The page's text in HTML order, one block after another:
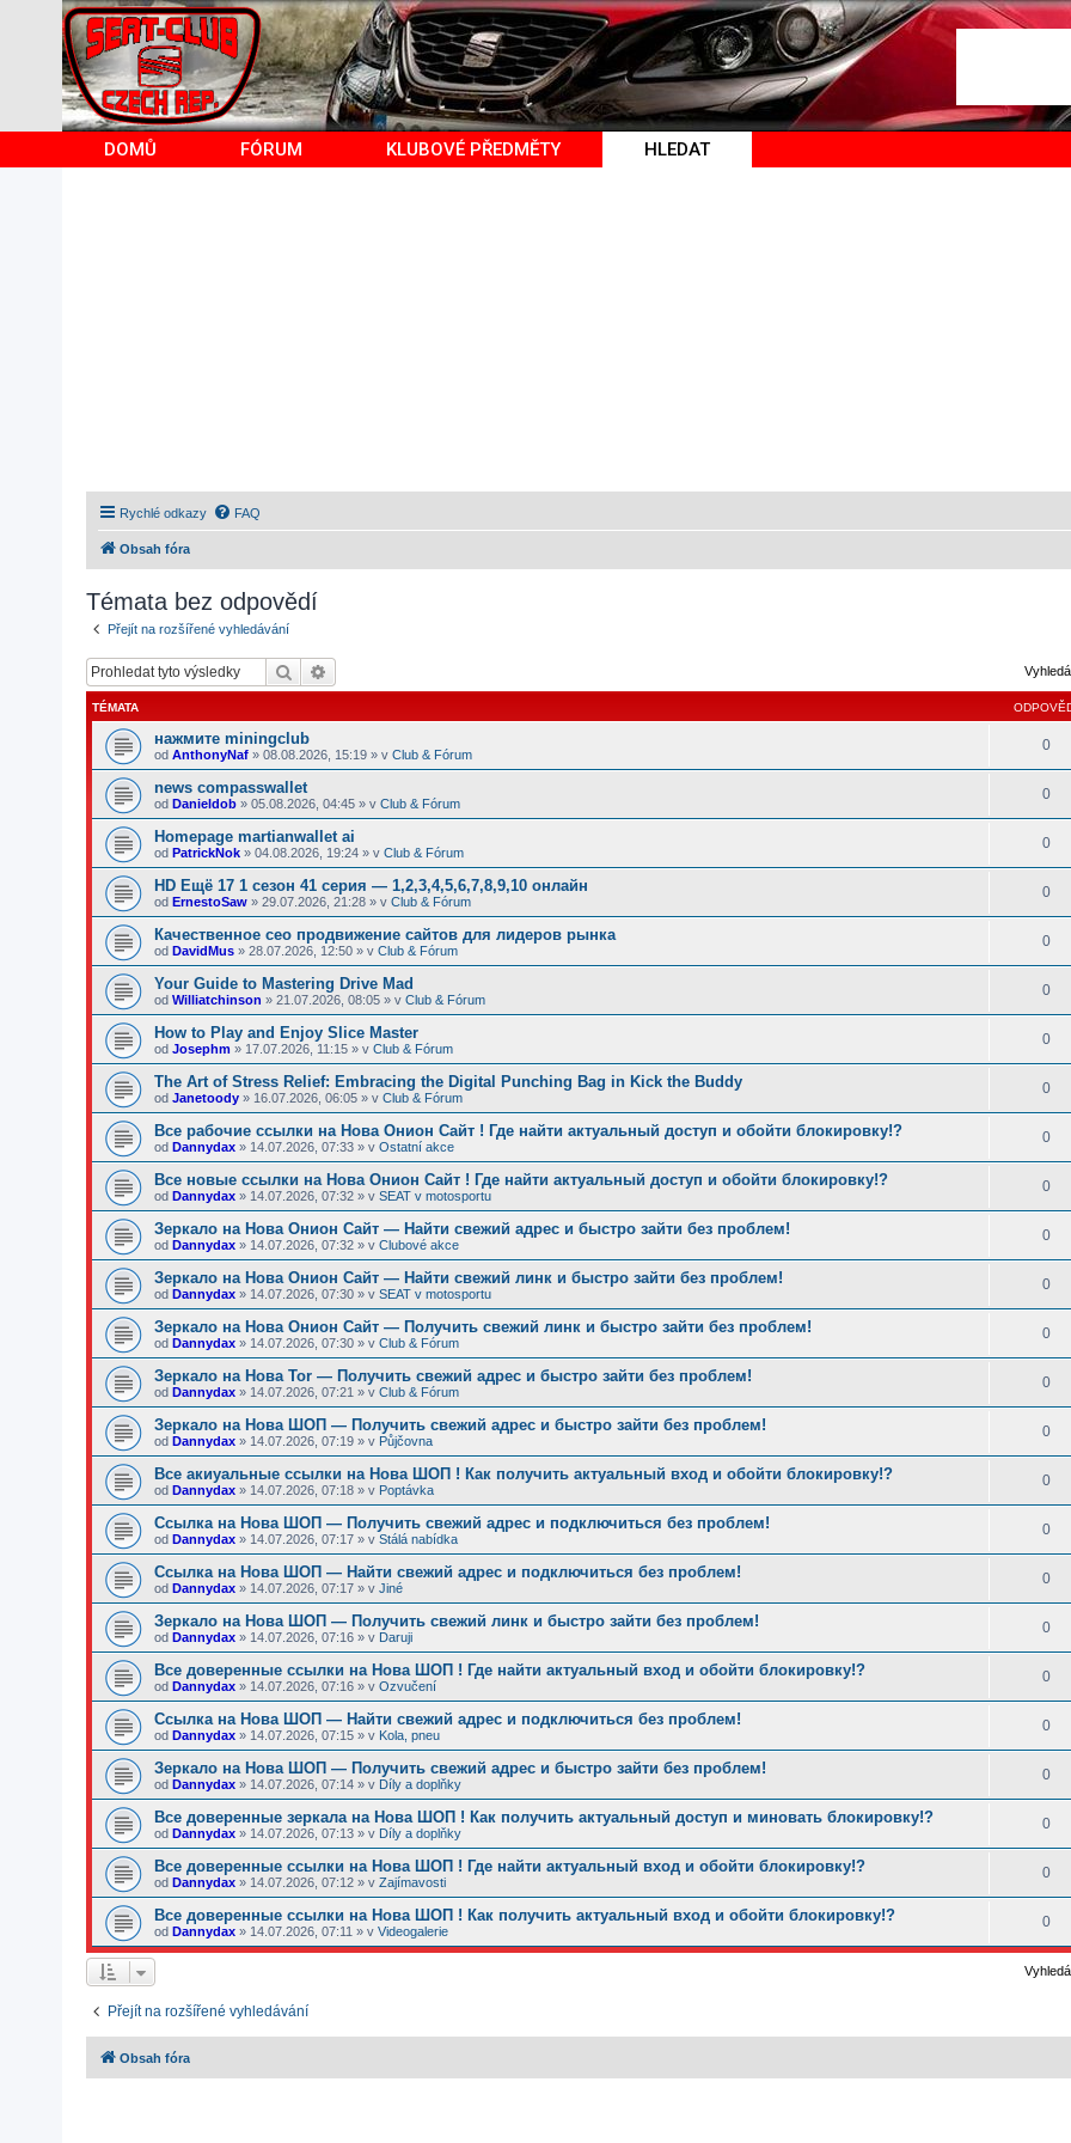
DOMŮ FÓRUM KLUBOVÉ PŘEDMĚTY HLEDAT
Rychlé odkazy FAQ
Obsah fóra
Témata bez odpovědí
Přejít na rozšířené vyhledávání
Hledat
TÉMATA
нажмите miningclub
od AnthonyNaf » 08.08.2026, 15:19 » v Club & Fórum
0
news compasswallet
od Danieldob » 05.08.2026, 04:45 » v Club & Fórum
0
Homepage martianwallet ai
od PatrickNok » 04.08.2026, 19:24 » v Club & Fórum
0
HD Ещё 17 1 сезон 41 серия — 1,2,3,4,5,6,7,8,9,10 онлайн
od ErnestoSaw » 29.07.2026, 21:28 » v Club & Fórum
0
Качественное сео продвижение сайтов для лидеров рынка
od DavidMus » 28.07.2026, 12:50 » v Club & Fórum
0
Your Guide to Mastering Drive Mad
od Williatchinson » 21.07.2026, 08:05 » v Club & Fórum
0
How to Play and Enjoy Slice Master
od Josephm » 17.07.2026, 11:15 » v Club & Fórum
0
The Art of Stress Relief: Embracing the Digital Punching Bag in Kick the Buddy
od Janetoody » 16.07.2026, 06:05 » v Club & Fórum
0
Все рабочие ссылки на Нова Онион Сайт ! Где найти актуальный доступ и обойти блокировку!?
od Dannydax » 14.07.2026, 07:33 » v Ostatní akce
0
Все новые ссылки на Нова Онион Сайт ! Где найти актуальный доступ и обойти блокировку!?
od Dannydax » 14.07.2026, 07:32 » v SEAT v motosportu
0
Зеркало на Нова Онион Сайт — Найти свежий адрес и быстро зайти без проблем!
od Dannydax » 14.07.2026, 07:32 » v Clubové akce
0
Зеркало на Нова Онион Сайт — Найти свежий линк и быстро зайти без проблем!
od Dannydax » 14.07.2026, 07:30 » v SEAT v motosportu
0
Зеркало на Нова Онион Сайт — Получить свежий линк и быстро зайти без проблем!
od Dannydax » 14.07.2026, 07:30 » v Club & Fórum
0
Зеркало на Нова Tor — Получить свежий адрес и быстро зайти без проблем!
od Dannydax » 14.07.2026, 07:21 » v Club & Fórum
0
Зеркало на Нова ШОП — Получить свежий адрес и быстро зайти без проблем!
od Dannydax » 14.07.2026, 07:19 » v Půjčovna
0
Все акиуальные ссылки на Нова ШОП ! Как получить актуальный вход и обойти блокировку!?
od Dannydax » 14.07.2026, 07:18 » v Poptávka
0
Ссылка на Нова ШОП — Получить свежий адрес и подключиться без проблем!
od Dannydax » 14.07.2026, 07:17 » v Stálá nabídka
0
Ссылка на Нова ШОП — Найти свежий адрес и подключиться без проблем!
od Dannydax » 14.07.2026, 07:17 » v Jiné
0
Зеркало на Нова ШОП — Получить свежий линк и быстро зайти без проблем!
od Dannydax » 14.07.2026, 07:16 » v Daruji
0
Все доверенные ссылки на Нова ШОП ! Где найти актуальный вход и обойти блокировку!?
od Dannydax » 14.07.2026, 07:16 » v Ozvučení
0
Ссылка на Нова ШОП — Найти свежий адрес и подключиться без проблем!
od Dannydax » 14.07.2026, 07:15 » v Kola, pneu
0
Зеркало на Нова ШОП — Получить свежий адрес и быстро зайти без проблем!
od Dannydax » 14.07.2026, 07:14 » v Díly a doplňky
0
Все доверенные зеркала на Нова ШОП ! Как получить актуальный доступ и миновать блокировку!?
od Dannydax » 14.07.2026, 07:13 » v Díly a doplňky
0
Все доверенные ссылки на Нова ШОП ! Где найти актуальный вход и обойти блокировку!?
od Dannydax » 14.07.2026, 07:12 » v Zajímavosti
0
Все доверенные ссылки на Нова ШОП ! Как получить актуальный вход и обойти блокировку!?
od Dannydax » 14.07.2026, 07:11 » v Videogalerie
0
Přejít na rozšířené vyhledávání
Obsah fóra